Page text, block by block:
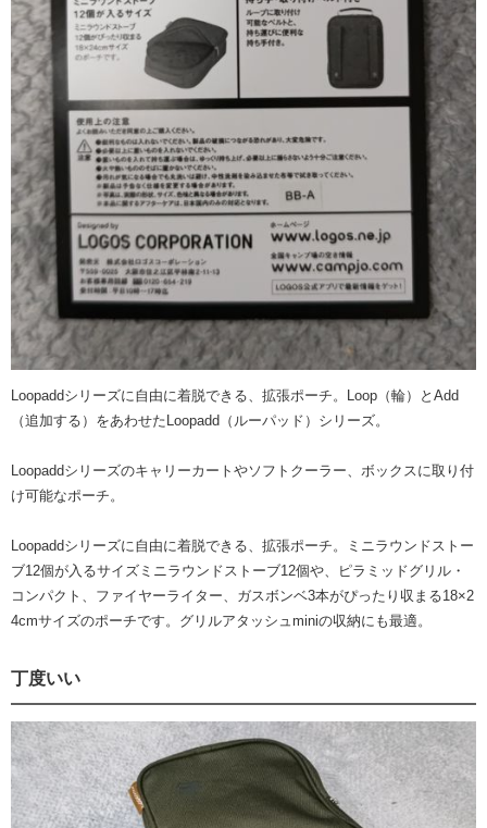
Loopaddシリーズに自由に着脱できる、拡張ポーチ。Loop（輪）とAdd
（追加する）をあわせたLoopadd（ルーパッド）シリーズ。
Loopaddシリーズのキャリーカートやソフトクーラー、ボックスに取り付
け可能なポーチ。
Loopaddシリーズに自由に着脱できる、拡張ポーチ。ミニラウンドストー
ブ12個が入るサイズミニラウンドストーブ12個や、ピラミッドグリル・
コンパクト、ファイヤーライター、ガスボンベ3本がぴったり収まる18×2
4cmサイズのポーチです。グリルアタッシュminiの収納にも最適。
丁度いい